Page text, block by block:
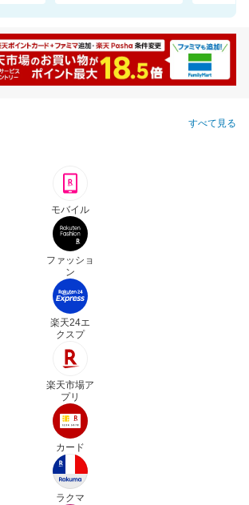
すべて見る
モバイル
ファッショ
ン
楽天24エ
クスプ
楽天市場ア
プリ
カード
ラクマ